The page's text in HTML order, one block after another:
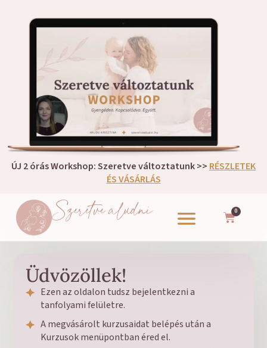
ÚJ 2 órás Workshop: Szeretve változtatunk >> RÉSZLETEK
ÉS VÁSÁRLÁS
Szeretve aludni 0
Üdvözöllek!
Ezen az oldalon tudsz bejelentkezni a
tanfolyami felületre.
A megvásárolt kurzusaidat belépés után a
Kurzusok menüpontban éred el.